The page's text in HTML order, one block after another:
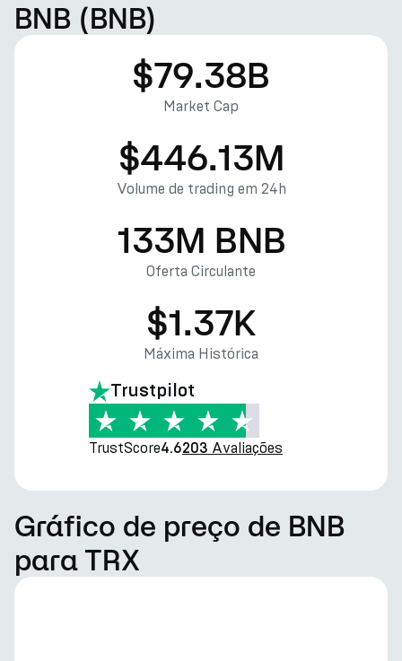
BNB (BNB)
$79.38B
Market Cap
$446.13M
Volume de trading em 24h
133M BNB
Oferta Circulante
$1.37K
Máxima Histórica
Trustpilot
TrustScore4.6203 Avaliações
Gráfico de preço de BNB
para TRX